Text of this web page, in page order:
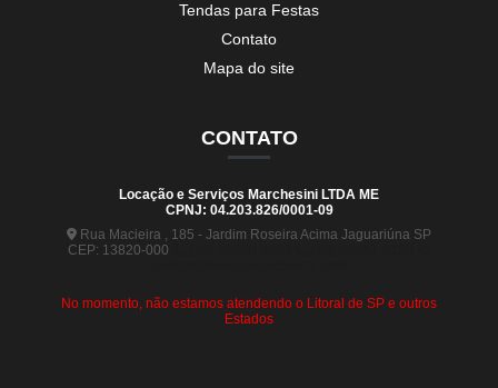
Tendas para Festas
Contato
Mapa do site
CONTATO
Locação e Serviços Marchesini LTDA ME
CPNJ: 04.203.826/0001-09
Rua Macieira , 185 - Jardim Roseira Acima Jaguariúna SP
CEP: 13820-000
No momento, não estamos atendendo o Litoral de SP e outros
Estados